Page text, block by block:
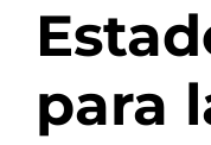
para